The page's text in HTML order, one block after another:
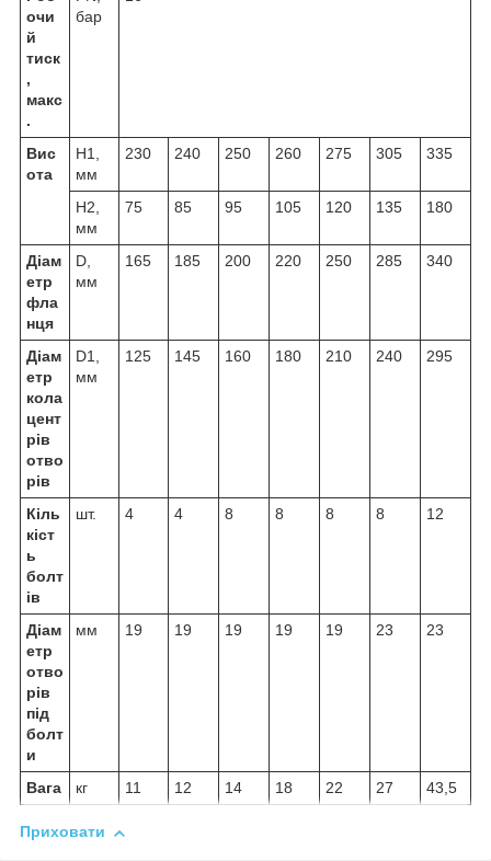
очи
й
тиск
,
макс
.
бар
Вис
ота
Н1,
мм
230 240 250 260 275 305 335
Н2,
мм
75 85 95 105 120 135 180
Діам
етр
фла
нця
D,
мм
165 185 200 220 250 285 340
Діам
етр
кола
цент
рів
отво
рів
D1,
мм
125 145 160 180 210 240 295
Кіль
кіст
ь
болт
ів
шт. 4 4 8 8 8 8 12
Діам
етр
отво
рів
під
болт
и
мм 19 19 19 19 19 23 23
Вага кг 11 12 14 18 22 27 43,5
Приховати